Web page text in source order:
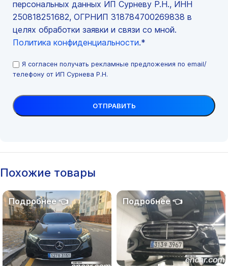
персональных данных ИП Сурневу Р.Н., ИНН
250818251682, ОГРНИП 318784700269838 в
целях обработки заявки и связи со мной.
Политика конфиденциальности.*
Я согласен получать рекламные предложения по email/
телефону от ИП Сурнева Р.Н.
Похожие товары